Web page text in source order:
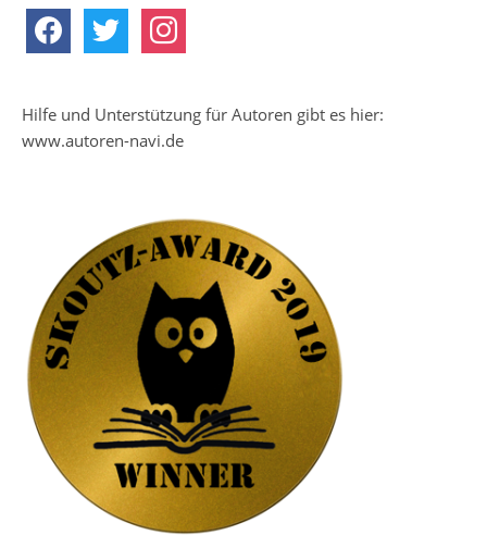
facebook twitter instagram
Hilfe und Unterstützung für Autoren gibt es hier:
www.autoren-navi.de